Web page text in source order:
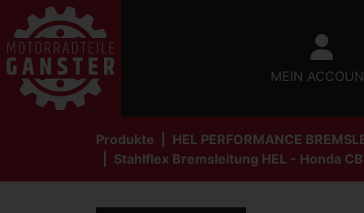
MEIN
Produkte
HEL PERFORMANCE
Stahlflex Bremsleitung HEL - Honda